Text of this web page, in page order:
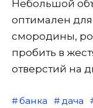
Небольшой
оптимален
смородины,
пробить в
отверстий на
банка дача